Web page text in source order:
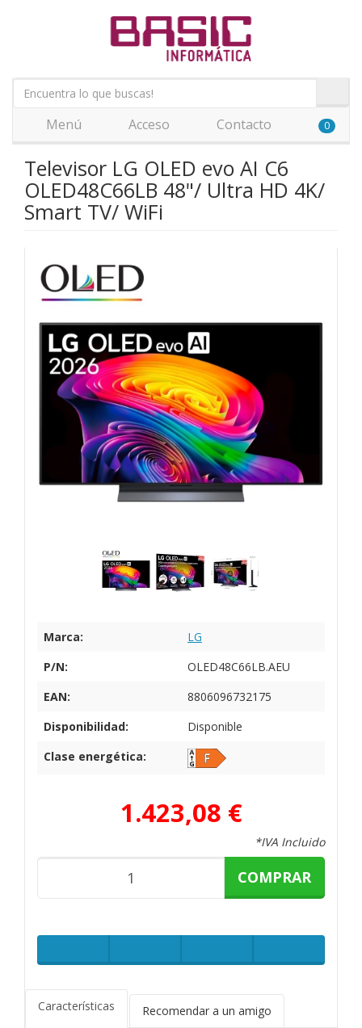
Menú Acceso Contacto 0
Televisor LG OLED evo AI C6
OLED48C66LB 48"/ Ultra HD 4K/
Smart TV/ WiFi
Marca:
LG
P/N:
OLED48C66LB.AEU
EAN:
8806096732175
Disponibilidad:
Disponible
Clase energética:
1.423,08 €
*IVA Incluido
COMPRAR
Características Recomendar a un amigo